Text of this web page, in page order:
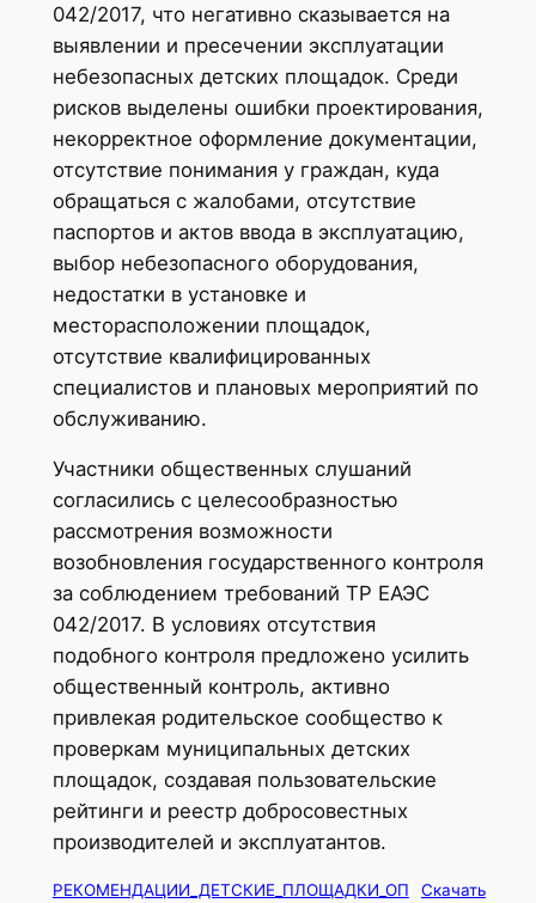
042/2017, что негативно сказывается на
выявлении и пресечении эксплуатации
небезопасных детских площадок. Среди
рисков выделены ошибки проектирования,
некорректное оформление документации,
отсутствие понимания у граждан, куда
обращаться с жалобами, отсутствие
паспортов и актов ввода в эксплуатацию,
выбор небезопасного оборудования,
недостатки в установке и
месторасположении площадок,
отсутствие квалифицированных
специалистов и плановых мероприятий по
обслуживанию.
Участники общественных слушаний
согласились с целесообразностью
рассмотрения возможности
возобновления государственного контроля
за соблюдением требований ТР ЕАЭС
042/2017. В условиях отсутствия
подобного контроля предложено усилить
общественный контроль, активно
привлекая родительское сообщество к
проверкам муниципальных детских
площадок, создавая пользовательские
рейтинги и реестр добросовестных
производителей и эксплуатантов.
РЕКОМЕНДАЦИИ_ДЕТСКИЕ_ПЛОЩАДКИ_ОП Скачать